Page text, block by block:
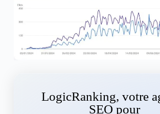
LogicRanking, votre
SEO pour